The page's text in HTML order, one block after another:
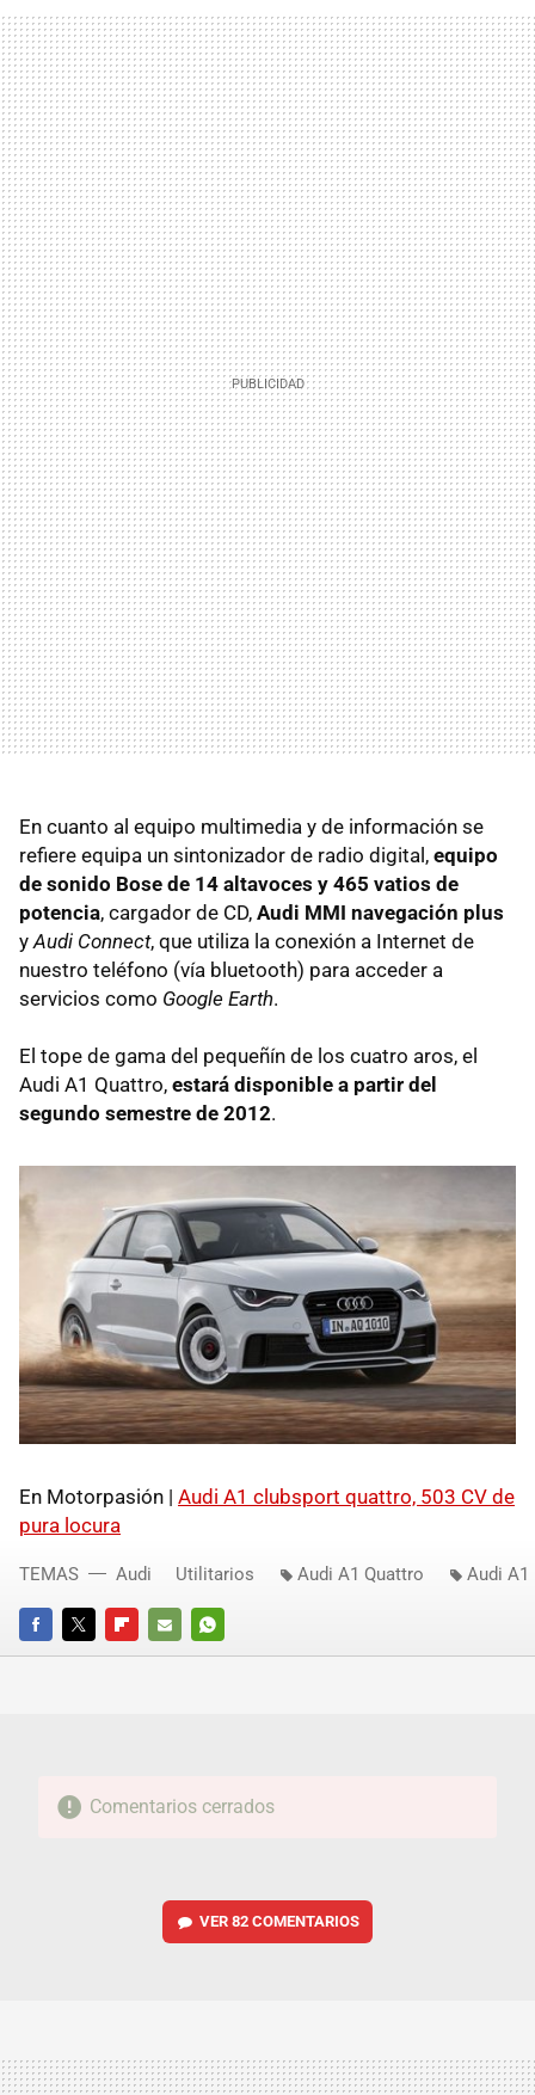
En cuanto al equipo multimedia y de información se
refiere equipa un sintonizador de radio digital, equipo
de sonido Bose de 14 altavoces y 465 vatios de
potencia, cargador de CD, Audi MMI navegación plus
y Audi Connect, que utiliza la conexión a Internet de
nuestro teléfono (vía bluetooth) para acceder a
servicios como Google Earth.
El tope de gama del pequeñín de los cuatro aros, el
Audi A1 Quattro, estará disponible a partir del
segundo semestre de 2012.
En Motorpasión | Audi A1 clubsport quattro, 503 CV de
pura locura
FACEBOOKTWITTERFLIPBOARD
E-
WHATSAPP
TEMAS Audi Utilitarios Audi A1 Quattro Audi A1
Comentarios cerrados
VER 82 COMENTARIOS